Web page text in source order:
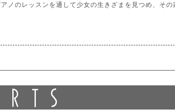
ノのレッスンを通して少女の生きざまを見つめ、そ